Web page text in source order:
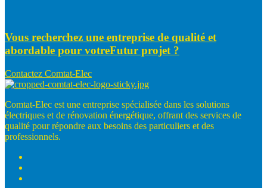
Vous recherchez une entreprise de qualité et
abordable pour votreFutur projet ?
Contactez Comtat-Elec
Comtat-Elec est une entreprise spécialisée dans les solutions
électriques et de rénovation énergétique, offrant des services de
qualité pour répondre aux besoins des particuliers et des
professionnels.